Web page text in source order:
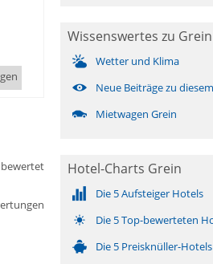
Wissenswertes zu Grein
Wetter und Klima
Neue Beiträge zu
Mietwagen Grein
Hotel-Charts Grein
Die 5 Aufsteiger Hotels
Die 5 Top-bewerteten
Die 5 Preisknüller-Hotels